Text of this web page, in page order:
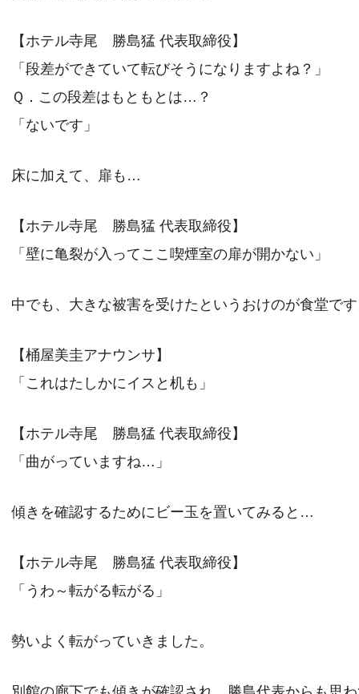
【ホテル寺尾 勝島猛 代表取締役】
「段差ができていて転びそうになりますよね？」
Ｑ．この段差はもともとは…？
「ないです」
床に加えて、扉も…
【ホテル寺尾 勝島猛 代表取締役】
「壁に亀裂が入ってここ喫煙室の扉が開かない」
中でも、大きな被害を受けたというおけのが食堂で
【桶屋美圭アナウンサ】
「これはたしかにイスと机も」
【ホテル寺尾 勝島猛 代表取締役】
「曲がっていますね…」
傾きを確認するためにビー玉を置いてみると…
【ホテル寺尾 勝島猛 代表取締役】
「うわ～転がる転がる」
勢いよく転がっていきました。